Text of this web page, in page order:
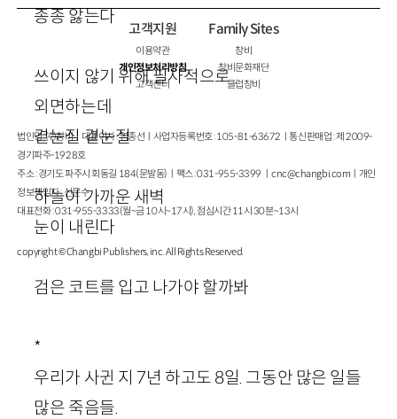
종종 앓는다
쓰이지 않기 위해 필사적으로
외면하는데
곁눈질 곁눈질
하늘이 가까운 새벽
눈이 내린다
검은 코트를 입고 나가야 할까봐
*
우리가 사귄 지 7년 하고도 8일. 그동안 많은 일들
많은 죽음들.
고객지원
이용약관
개인정보처리방침
고객센터
Family Sites
창비
창비문화재단
클럽창비
법인명 : ㈜창비ㅣ대표이사 : 염종선ㅣ사업자등록번호 : 105-81-63672ㅣ통신판매업 : 제 2009-
경기파주-1928호
주소 : 경기도 파주시 회동길 184(문발동)ㅣ팩스 : 031-955-3399 ㅣcnc@changbi.com ㅣ개인
정보책임자 : 신문수
대표전화 : 031-955-3333(월~금 10시~17시), 점심시간 11시 30분~13시
copyright © Changbi Publishers, inc. All Rights Reserved.